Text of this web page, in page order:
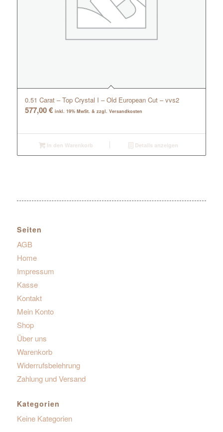
0.51 Carat – Top Crystal I – Old European Cut – vvs2
577,00€ inkl. 19% MwSt. & zzgl. Versandkosten
In den Warenkorb Details anzeigen
Seiten
AGB
Home
Impressum
Kasse
Kontakt
Mein Konto
Shop
Über uns
Warenkorb
Widerrufsbelehrung
Zahlung und Versand
Kategorien
Keine Kategorien